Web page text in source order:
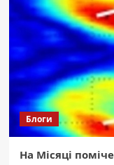
Блоги
На Місяці